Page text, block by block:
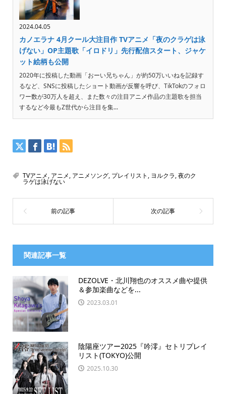
2024.04.05
カノエラナ 4月クール大注目作 TVアニメ「夜のクラゲは泳
げない」OP主題歌「イロドリ」先行配信スタート、ジャケ
ット絵柄も公開
2020年に投稿した動画「おーい兄ちゃん」が約50万いいねを記録す
るなど、SNSに投稿したショート動画が反響を呼び、TikTokのフォロ
ワー数が30万人を超え、また数々の注目アニメ作品の主題歌を担当
するなど今最もZ世代から注目を集...
TVアニメ, アニメ, アニメソング, プレイリスト , ヨルクラ,夜のク
ラゲは泳げない
関連記事一覧
DEZOLVE・北川翔也のオススメ曲や提供
＆参加楽曲などを...
2023.03.01
陰陽座ツアー2025『吟澪』セトリプレイ
リスト(TOKYO)公開
2025.10.30